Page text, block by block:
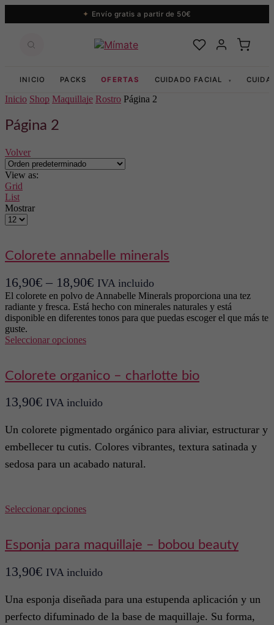
Envío gratis a partir de 50€
INICIO PACKS OFERTAS CUIDADO FACIAL ▾
Inicio Shop Maquillaje Rostro Página 2
Página 2
Volver
View as:
Grid
List
Mostrar
Productos
colorete annabelle minerals
16,90€ – 18,90€ IVA incluido
El colorete en polvo de Annabelle Minerals proporciona una tez
radiante y fresca. Está hecho con minerales naturales y está
disponible en diferentes tonos para que puedas escoger el que más te
guste.
Seleccionar opcionesEste
múltiples
variantes.
opciones
pueden
en
la
colorete organico – charlotte bio
13,90€ IVA incluido
Un colorete pigmentado orgánico para aliviar, estructurar y
embellecer tu cutis. Colores vibrantes, textura satinada y
sedosa para un acabado natural.
Seleccionar opcionesEste
múltiples
variantes.
opciones
pueden
elegir
en
esponja para maquillaje – bobou beauty
13,90€ IVA incluido
Una esponja diseñada para una estupenda aplicación y un
perfecto difuminado de la base de maquillaje. Su forma,